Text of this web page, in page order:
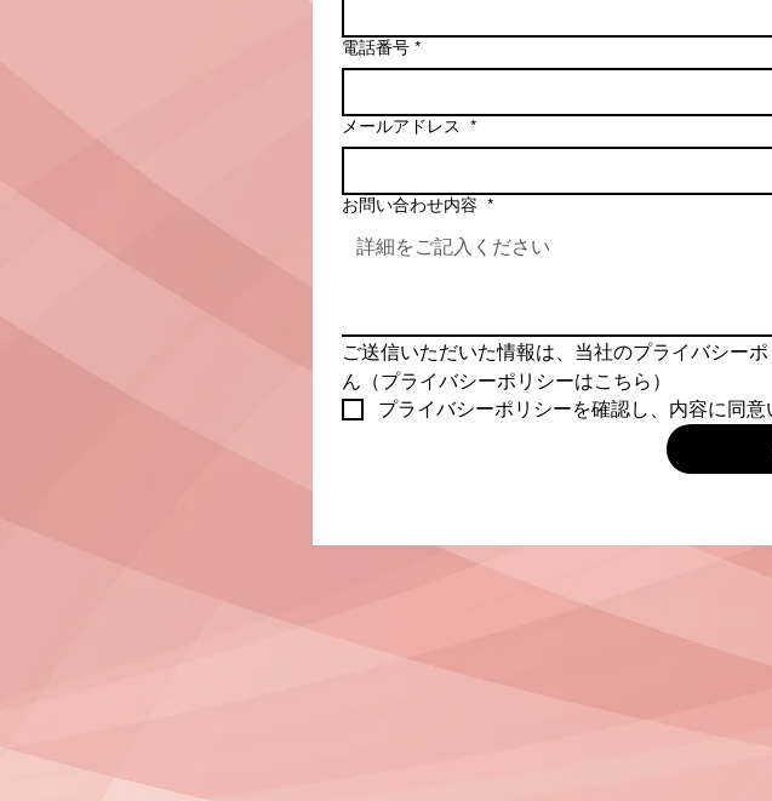
電話番号 *
メールアドレス *
お問い合わせ内容 *
ご送信いただいた情報は、当社のプライバシー
ん（プライバシーポリシーはこちら）
プライバシーポリシーを確認し、内容に同意